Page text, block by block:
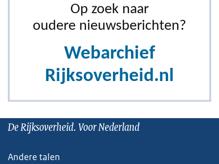
De Rijksoverheid. Voor Nederland
Andere talen